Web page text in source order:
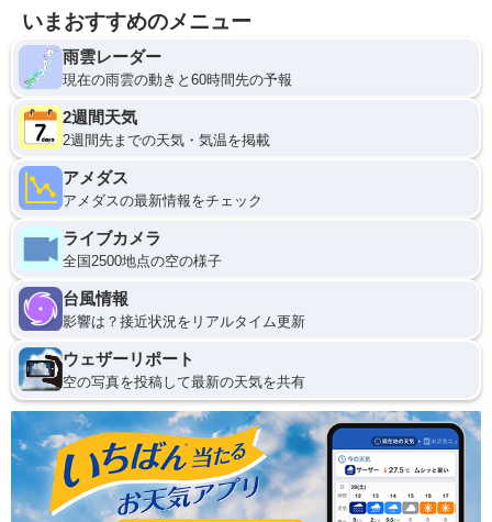
いまおすすめのメニュー
雨雲レーダー
現在の雨雲の動きと60時間先の予報
2週間天気
2週間先までの天気・気温を掲載
アメダス
アメダスの最新情報をチェック
ライブカメラ
全国2500地点の空の様子
台風情報
影響は？接近状況をリアルタイム更新
ウェザーリポート
空の写真を投稿して最新の天気を共有